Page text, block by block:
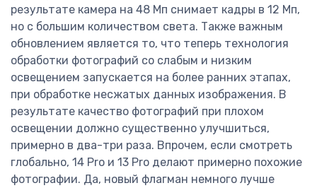
результате камера на 48 Мп снимает кадры в 12 Мп,
но с большим количеством света. Также важным
обновлением является то, что теперь технология
обработки фотографий со слабым и низким
освещением запускается на более ранних этапах,
при обработке несжатых данных изображения. В
результате качество фотографий при плохом
освещении должно существенно улучшиться,
примерно в два-три раза. Впрочем, если смотреть
глобально, 14 Pro и 13 Pro делают примерно похожие
фотографии. Да, новый флагман немного лучше